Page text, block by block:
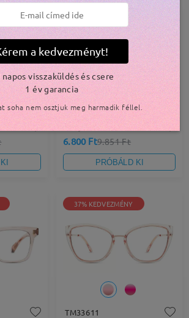
31% KEDVEZMÉNY
Judy135
6.800 Ft9.851 Ft
PRÓBÁLD KI
37% KEDVEZMÉNY
TM33611
a kedvezményt!
napos visszaküldés és csere
1 év garancia
soha nem osztjuk meg harmadik féllel.